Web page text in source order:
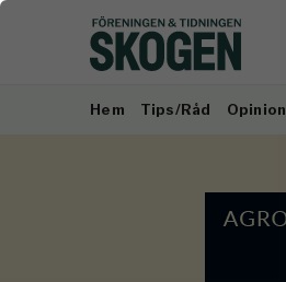
Hem Tips/Råd Opinion